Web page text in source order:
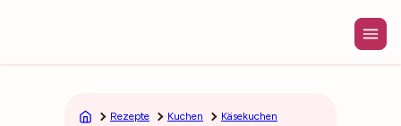
Rezepte Kuchen Käsekuchen